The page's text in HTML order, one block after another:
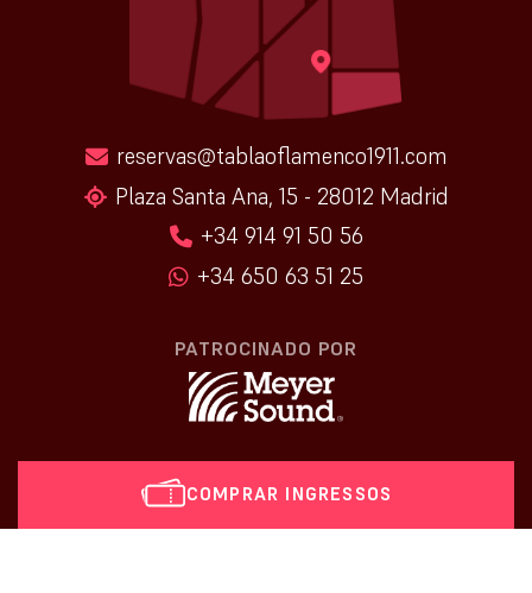
COMPRAR INGRESSOS
reservas@tablaoflamenco1911.com
Plaza Santa Ana, 15 - 28012 Madrid
+34 914 91 50 56
+34 650 63 51 25
PATROCINADO POR